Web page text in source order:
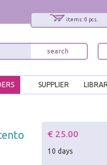
items: 0 pcs.
SUPPLIER
€ 25.00
10 days
ai nostri libri?